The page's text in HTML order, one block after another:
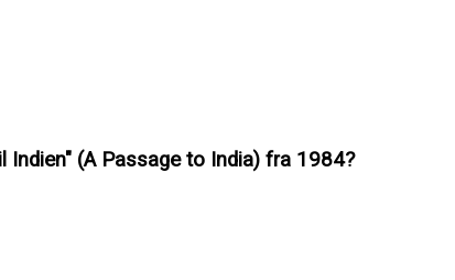
Indien" (A Passage to India) fra 1984?